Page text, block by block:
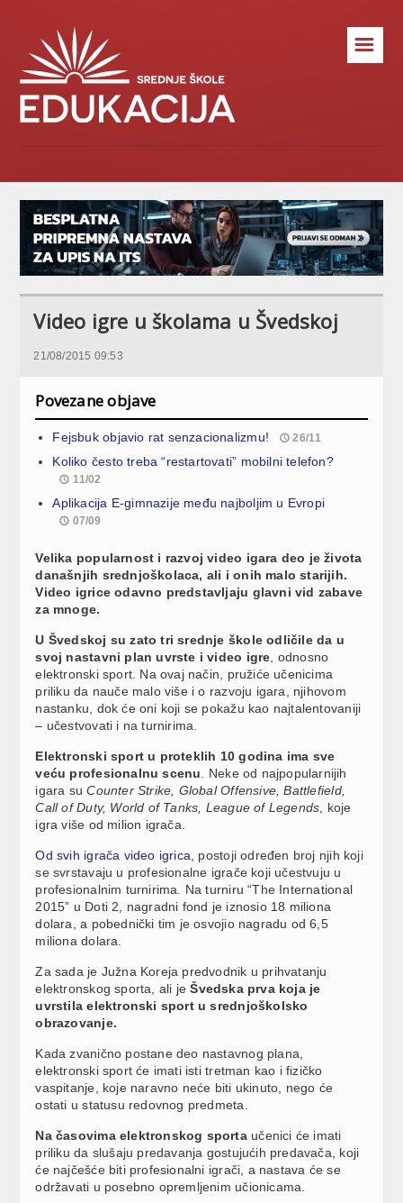
☰
Video igre u školama u Švedskoj
21/08/2015 09:53
Povezane objave
Fejsbuk objavio rat senzacionalizmu! 26/11
Koliko često treba “restartovati” mobilni telefon?
11/02
Aplikacija E-gimnazije među najboljim u Evropi
07/09
Velika popularnost i razvoj video igara deo je života
današnjih srednjoškolaca, ali i onih malo starijih.
Video igrice odavno predstavljaju glavni vid zabave
za mnoge.
U Švedskoj su zato tri srednje škole odličile da u
svoj nastavni plan uvrste i video igre , odnosno
elektronski sport. Na ovaj način, pružiće učenicima
priliku da nauče malo više i o razvoju igara, njihovom
nastanku, dok će oni koji se pokažu kao najtalentovaniji
– učestvovati i na turnirima.
Elektronski sport u proteklih 10 godina ima sve
veću profesionalnu scenu . Neke od najpopularnijih
igara suCounter Strike, Global Offensive, Battlefield,
Call of Duty, World of Tanks, League of Legends , koje
igra više od milion igrača.
Od svih igrača video igrica , postoji određen broj njih koji
se svrstavaju u profesionalne igrače koji učestvuju u
profesionalnim turnirima. Na turniru “The International
2015” u Doti 2, nagradni fond je iznosio 18 miliona
dolara, a pobednički tim je osvojio nagradu od 6,5
miliona dolara.
Za sada je Južna Koreja predvodnik u prihvatanju
elektronskog sporta, ali jeŠvedska prva koja je
uvrstila elektronski sport u srednjoškolsko
obrazovanje.
Kada zvanično postane deo nastavnog plana,
elektronski sport će imati isti tretman kao i fizičko
vaspitanje, koje naravno neće biti ukinuto, nego će
ostati u statusu redovnog predmeta.
Na časovima elektronskog sportaučenici će imati
priliku da slušaju predavanja gostujućih predavača, koji
će najčešće biti profesionalni igrači, a nastava će se
održavati u posebno opremljenim učionicama.